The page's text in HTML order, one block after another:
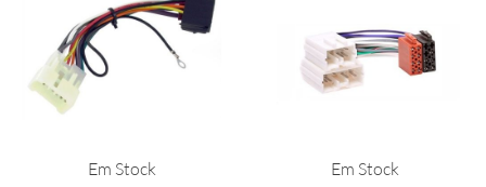
Em Stock Em Stock